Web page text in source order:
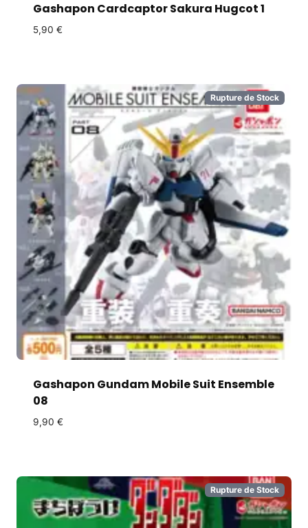
Gashapon Cardcaptor Sakura Hugcot 1
5,90 €
Rupture de Stock
Gashapon Gundam Mobile Suit Ensemble
08
9,90 €
Rupture de Stock